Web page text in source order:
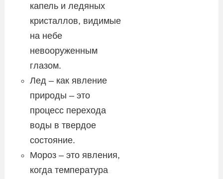
капель и ледяных
кристаллов, видимые
на небе
невооруженным
глазом.
Лед – как явление
природы – это
процесс перехода
воды в твердое
состояние.
Мороз – это явления,
когда температура